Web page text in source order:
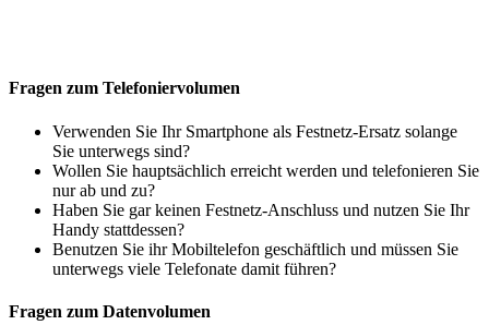
Fragen zum Telefoniervolumen
Verwenden Sie Ihr Smartphone als Festnetz-Ersatz solange
Sie unterwegs sind?
Wollen Sie hauptsächlich erreicht werden und telefonieren Sie
nur ab und zu?
Haben Sie gar keinen Festnetz-Anschluss und nutzen Sie Ihr
Handy stattdessen?
Benutzen Sie ihr Mobiltelefon geschäftlich und müssen Sie
unterwegs viele Telefonate damit führen?
Fragen zum Datenvolumen